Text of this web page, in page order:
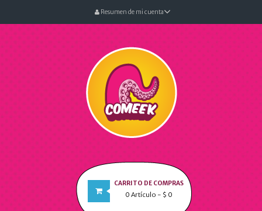
Resumen de mi cuenta
CARRITO DE COMPRAS
0 Artículo - $ 0